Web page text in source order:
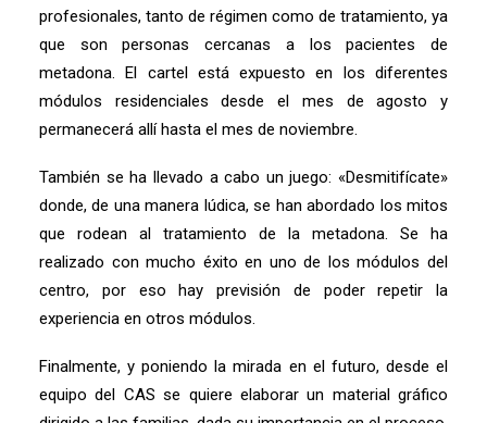
profesionales, tanto de régimen como de tratamiento, ya
que son personas cercanas a los pacientes de
metadona. El cartel está expuesto en los diferentes
módulos residenciales desde el mes de agosto y
permanecerá allí hasta el mes de noviembre.
También se ha llevado a cabo ​​un juego: «Desmitifícate»
donde, de una manera lúdica, se han abordado los mitos
que rodean al tratamiento de la metadona. Se ha
realizado con mucho éxito en uno de los módulos del
centro, por eso hay previsión de poder repetir la
experiencia en otros módulos.
Finalmente, y poniendo la mirada en el futuro, desde el
equipo del CAS se quiere elaborar un material gráfico